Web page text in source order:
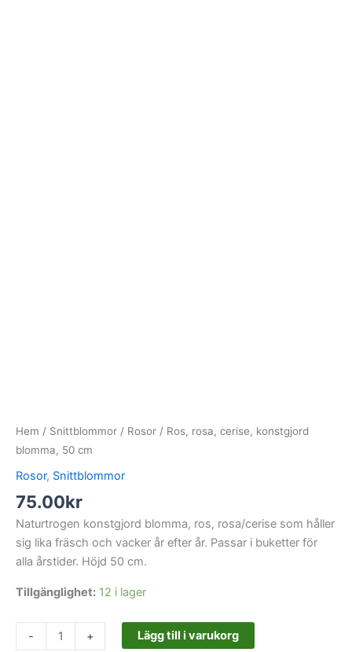
Hem / Snittblommor / Rosor / Ros, rosa, cerise, konstgjord
blomma, 50 cm
Rosor, Snittblommor
75.00kr
Naturtrogen konstgjord blomma, ros, rosa/cerise som håller
sig lika fräsch och vacker år efter år. Passar i buketter för
alla årstider. Höjd 50 cm.
Tillgänglighet: 12 i lager
- + Lägg till i varukorg